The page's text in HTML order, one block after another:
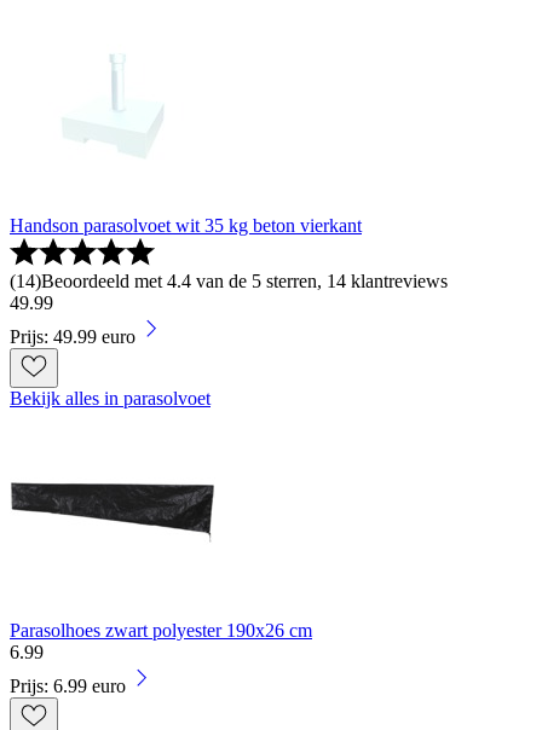
Handson parasolvoet wit 35 kg beton vierkant
(14)Beoordeeld met 4.4 van de 5 sterren, 14 klantreviews
49.99
Prijs: 49.99 euro
Bekijk alles in parasolvoet
Parasolhoes zwart polyester 190x26 cm
6.99
Prijs: 6.99 euro